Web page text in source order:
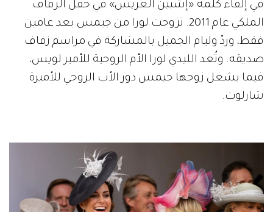
في إلقاء كلمة «إشبين العريس» في حفل الزفاف
الملكي عام 2011. تزوجت لورا من جيمس بعد عامين
فقط، وردّ وليام الجميل بالمشاركة في مراسم زفاف
صديقه. وتُعد الليدي لورا الأم الروحية للأمير لويس،
فيما يشغل زوجها جيمس دور الأب الروحي للأميرة
شارلوت.